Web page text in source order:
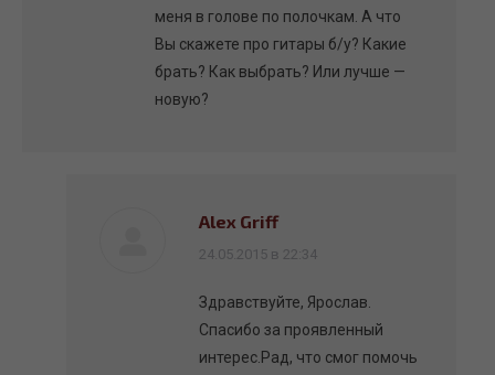
меня в голове по полочкам. А что
Вы скажете про гитары б/у? Какие
брать? Как выбрать? Или лучше —
новую?
Alex Griff
говорит:
24.05.2015 в 22:34
Здравствуйте, Ярослав.
Спасибо за проявленный
интерес.Рад, что смог помочь